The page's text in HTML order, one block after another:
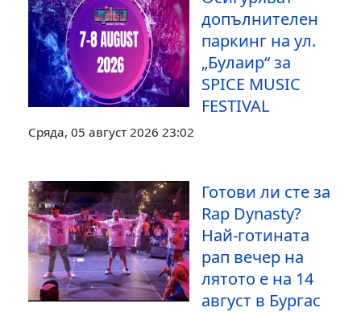
допълнителен
паркинг на ул.
„Булаир“ за
SPICE MUSIC
FESTIVAL
Сряда, 05 август 2026 23:02
Готови ли сте за
Rap Dynasty?
Най-готината
рап вечер на
лятото е на 14
август в Бургас